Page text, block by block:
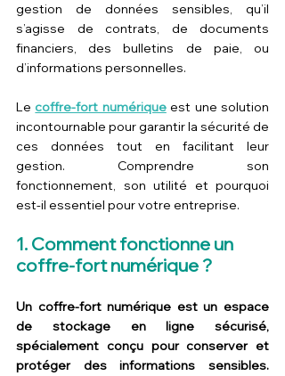
gestion de données sensibles, qu’il
s’agisse de contrats, de documents
financiers, des bulletins de paie, ou
d’informations personnelles.
Le coffre-fort numérique est une solution
incontournable pour garantir la sécurité de
ces données tout en facilitant leur
gestion. Comprendre son
fonctionnement, son utilité et pourquoi
est-il essentiel pour votre entreprise.
1. Comment fonctionne un
coffre-fort numérique ?
Un coffre-fort numérique est un espace
de stockage en ligne sécurisé,
spécialement conçu pour conserver et
protéger des informations sensibles.